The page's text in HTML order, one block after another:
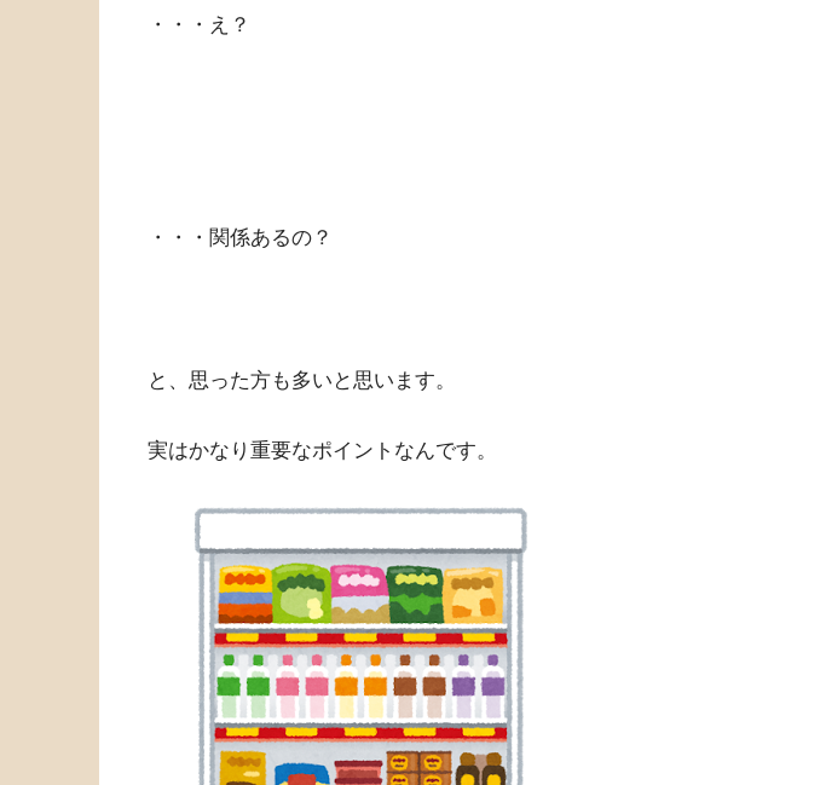
・・・え？
・・・関係あるの？
と、思った方も多いと思います。
実はかなり重要なポイントなんです。